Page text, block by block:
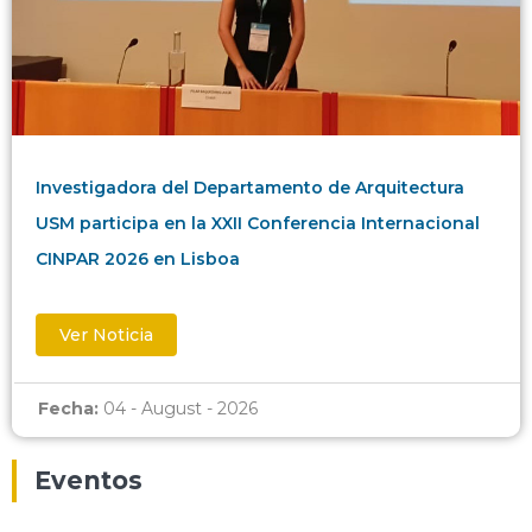
Investigadora del Departamento de Arquitectura
USM participa en la XXII Conferencia Internacional
CINPAR 2026 en Lisboa
Ver Noticia
Fecha: 04 - August - 2026
Eventos